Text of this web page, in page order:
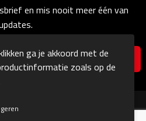
en mis nooit meer één van
2026
ga je akkoord met de
zoals op de